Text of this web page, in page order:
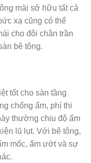
mài sở hữu tất cả
xạ cũng có thể
cho đôi chân trần
bê tông.
tốt cho sàn tầng
chống ẩm, phí thi
thường chịu độ ẩm
lũ lụt. Với bê tông,
mốc, ẩm ướt và sự